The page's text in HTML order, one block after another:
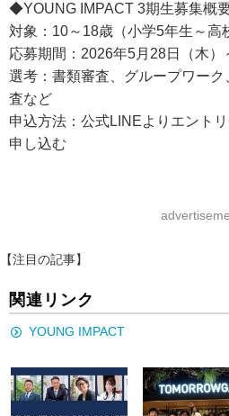
◆YOUNG IMPACT 3期生募集概
対象：10～18歳（小学5年生～高
応募期間：2026年5月28日（木
選考：書類審査、グループワー
査など
申込方法：公式LINEよりエント
申し込む
【注目の記事】
関連リンク
YOUNG IMPACT